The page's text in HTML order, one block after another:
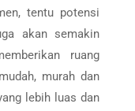
tentu potensi
akan semakin
ruang
murah dan
lebih luas dan